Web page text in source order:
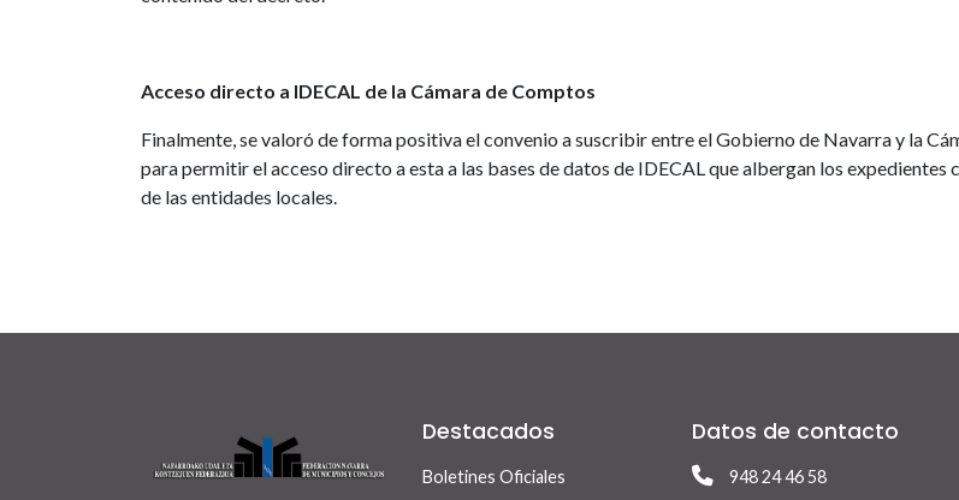
Acceso directo a IDECAL de la Cámara de Comptos
Finalmente, se valoró de forma positiva el convenio a suscribir entre el Gobierno de Navarra y la
para permitir el acceso directo a esta a las bases de datos de IDECAL que albergan los expedientes
de las entidades locales.
Destacados
Boletines Oficiales
Datos de contacto
948 24 46 58